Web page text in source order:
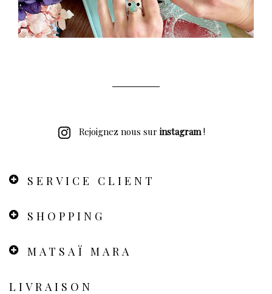
Rejoignez nous sur instagram!
SERVICE CLIENT
SHOPPING
MATSAÏ MARA
LIVRAISON